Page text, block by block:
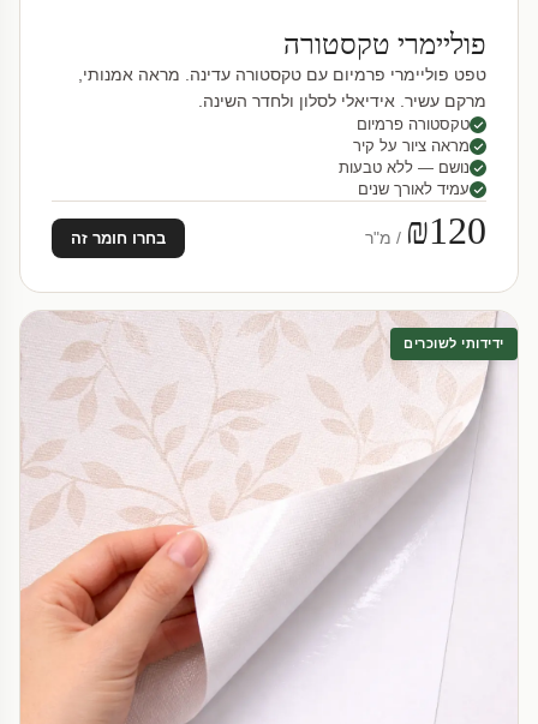
פוליימרי טקסטורה
טפט פוליימרי פרמיום עם טקסטורה עדינה. מראה אמנותי,
מרקם עשיר. אידיאלי לסלון ולחדר השינה.
טקסטורה פרמיום
מראה ציור על קיר
נושם — ללא טבעות
עמיד לאורך שנים
₪120 / מ"ר בחרו חומר זה
ידידותי לשוכרים